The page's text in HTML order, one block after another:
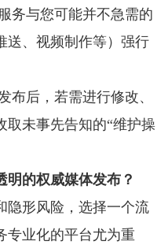
务与您可能并不急需的
送、视频制作等）强行
布后，若需进行修改、
取未事先告知的“维护操
明的权威媒体发布？
隐形风险，选择一个流
专业化的平台尤为重